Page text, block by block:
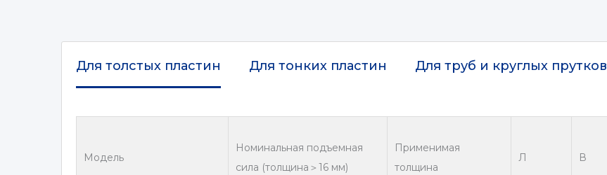
Для толстых пластин Для тонких пластин Для труб и круглых прутков
Модель
Номинальная подъемная
сила (толщина＞16 мм)
Применимая
толщина
Л В